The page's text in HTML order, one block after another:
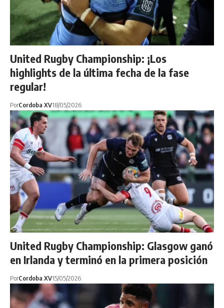
United Rugby Championship: ¡Los
highlights de la última fecha de la fase
regular!
PorCordoba XV18/05/2026
United Rugby Championship: Glasgow ganó
en Irlanda y terminó en la primera posición
PorCordoba XV15/05/2026